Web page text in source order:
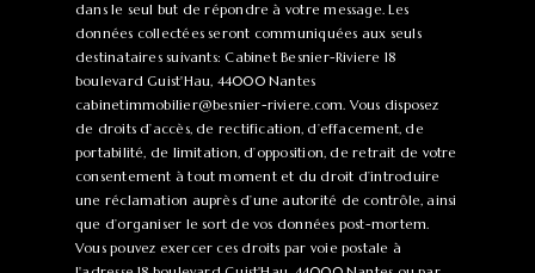
dans le seul but de répondre à votre message. Les
données collectées seront communiquées aux seuls
destinataires suivants: Cabinet Besnier-Riviere 18
boulevard Guist'Hau, 44000 Nantes
cabinetimmobilier@besnier-riviere.com. Vous disposez
de droits d’accès, de rectification, d’effacement, de
portabilité, de limitation, d’opposition, de retrait de votre
consentement à tout moment et du droit d’introduire
une réclamation auprès d’une autorité de contrôle, ainsi
que d’organiser le sort de vos données post-mortem.
Vous pouvez exercer ces droits par voie postale à